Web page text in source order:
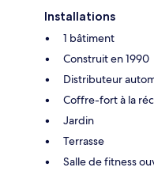
Installations
1 bâtiment
Construit en 1990
Distributeur
Coffre-fort à la
Jardin
Terrasse
Salle de fitness